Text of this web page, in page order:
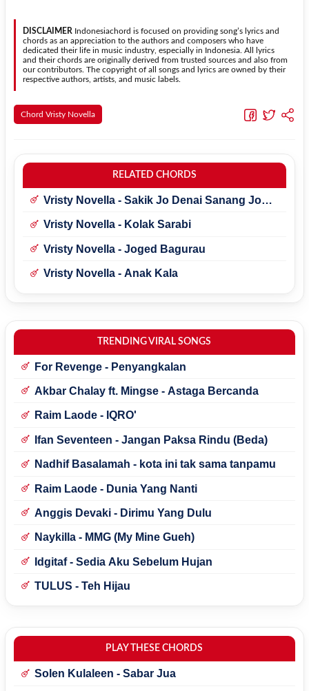
dipelajari oleh pemula tanpa menghilangkan struktur dasar lagu.
DISCLAIMER Indonesiachord is focused on providing song’s lyrics and
chords as an appreciation to the authors and composers who have
dedicated their life in music industry, especially in Indonesia. All lyrics
and their chords are originally derived from trusted sources and also from
our contributors. The copyright of all songs and lyrics are owned by their
respective authors, artists, and music labels.
Chord Vristy Novella
RELATED CHORDS
Vristy Novella - Sakik Jo Denai Sanang Jo
Vristy Novella - Kolak Sarabi
Vristy Novella - Joged Bagurau
Vristy Novella - Anak Kala
TRENDING VIRAL SONGS
For Revenge - Penyangkalan
Akbar Chalay ft. Mingse - Astaga Bercanda
Raim Laode - IQRO'
Ifan Seventeen - Jangan Paksa Rindu (Beda)
Nadhif Basalamah - kota ini tak sama tanpamu
Raim Laode - Dunia Yang Nanti
Anggis Devaki - Dirimu Yang Dulu
Naykilla - MMG (My Mine Gueh)
Idgitaf - Sedia Aku Sebelum Hujan
TULUS - Teh Hijau
PLAY THESE CHORDS
Solen Kulaleen - Sabar Jua